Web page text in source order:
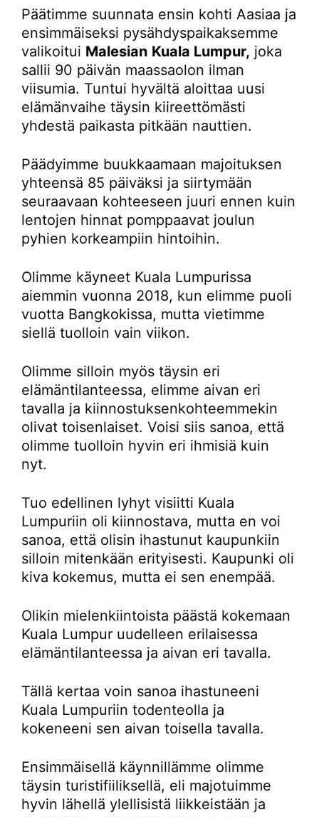
Päätimme suunnata ensin kohti Aasiaa ja
ensimmäiseksi pysähdyspaikaksemme
valikoitui Malesian Kuala Lumpur, joka
sallii 90 päivän maassaolon ilman
viisumia. Tuntui hyvältä aloittaa uusi
elämänvaihe täysin kiireettömästi
yhdestä paikasta pitkään nauttien.
Päädyimme buukkaamaan majoituksen
yhteensä 85 päiväksi ja siirtymään
seuraavaan kohteeseen juuri ennen kuin
lentojen hinnat pomppaavat joulun
pyhien korkeampiin hintoihin.
Olimme käyneet Kuala Lumpurissa
aiemmin vuonna 2018, kun elimme puoli
vuotta Bangkokissa, mutta vietimme
siellä tuolloin vain viikon.
Olimme silloin myös täysin eri
elämäntilanteessa, elimme aivan eri
tavalla ja kiinnostuksenkohteemmekin
olivat toisenlaiset. Voisi siis sanoa, että
olimme tuolloin hyvin eri ihmisiä kuin
nyt.
Tuo edellinen lyhyt visiitti Kuala
Lumpuriin oli kiinnostava, mutta en voi
sanoa, että olisin ihastunut kaupunkiin
silloin mitenkään erityisesti. Kaupunki oli
kiva kokemus, mutta ei sen enempää.
Olikin mielenkiintoista päästä kokemaan
Kuala Lumpur uudelleen erilaisessa
elämäntilanteessa ja aivan eri tavalla.
Tällä kertaa voin sanoa ihastuneeni
Kuala Lumpuriin todenteolla ja
kokeneeni sen aivan toisella tavalla.
Ensimmäisellä käynnillämme olimme
täysin turistifiiliksellä, eli majotuimme
hyvin lähellä ylellisistä liikkeistään ja